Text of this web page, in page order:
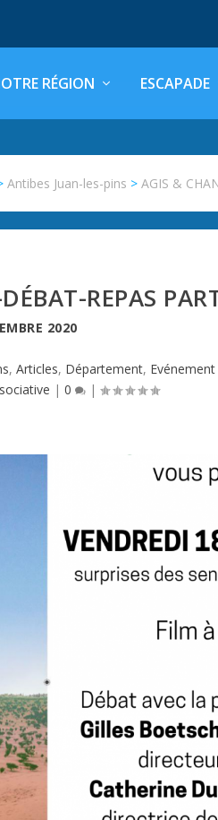
RÉGION ESCAPADE
Antibes Juan-les-pins >AGIS &
REPAS
2020
,Articles, Département, Evénement
| 0 |